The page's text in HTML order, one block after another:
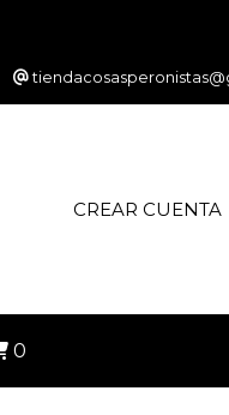
CREAR CUENTA
0